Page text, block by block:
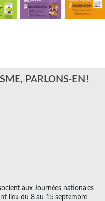
PARLONS-EN !
aux Journées nationales
lieu du 8 au 15 septembre